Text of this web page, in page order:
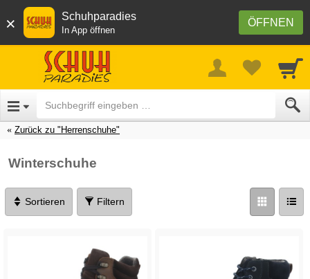
× ÖFFNEN
Schuhparadies
In App öffnen
Zurück zu "Herrenschuhe"
Winterschuhe
Sortieren Filtern